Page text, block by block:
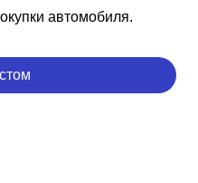
автомобиля.